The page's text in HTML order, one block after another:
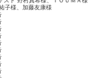
子様、加藤友康様